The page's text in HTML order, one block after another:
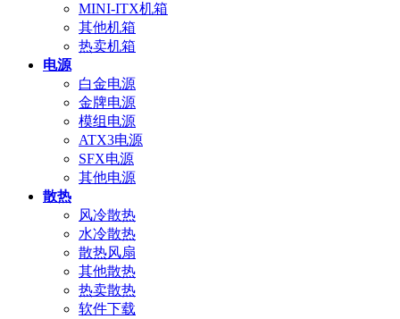
MINI-ITX机箱
其他机箱
热卖机箱
电源
白金电源
金牌电源
模组电源
ATX3电源
SFX电源
其他电源
散热
风冷散热
水冷散热
散热风扇
其他散热
热卖散热
软件下载